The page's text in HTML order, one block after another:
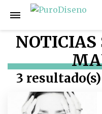
NOTICIAS
3